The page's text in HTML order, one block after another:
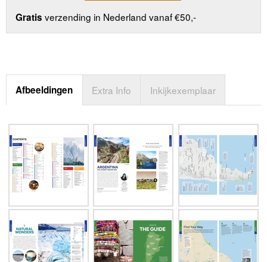
Gratis verzending in Nederland vanaf €50,-
Afbeeldingen Extra Info Inkijkexemplaar